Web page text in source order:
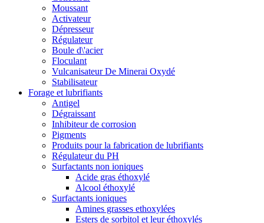
Moussant
Activateur
Dépresseur
Régulateur
Boule d\'acier
Floculant
Vulcanisateur De Minerai Oxydé
Stabilisateur
Forage et lubrifiants
Antigel
Dégraissant
Inhibiteur de corrosion
Pigments
Produits pour la fabrication de lubrifiants
Régulateur du PH
Surfactants non ioniques
Acide gras éthoxylé
Alcool éthoxylé
Surfactants ioniques
Amines grasses ethoxylées
Esters de sorbitol et leur éthoxylés